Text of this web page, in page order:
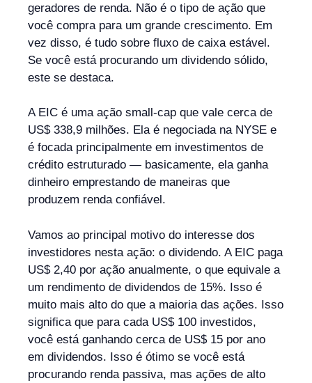
geradores de renda. Não é o tipo de ação que
você compra para um grande crescimento. Em
vez disso, é tudo sobre fluxo de caixa estável.
Se você está procurando um dividendo sólido,
este se destaca.
A EIC é uma ação small-cap que vale cerca de
US$ 338,9 milhões. Ela é negociada na NYSE e
é focada principalmente em investimentos de
crédito estruturado — basicamente, ela ganha
dinheiro emprestando de maneiras que
produzem renda confiável.
Vamos ao principal motivo do interesse dos
investidores nesta ação: o dividendo. A EIC paga
US$ 2,40 por ação anualmente, o que equivale a
um rendimento de dividendos de 15%. Isso é
muito mais alto do que a maioria das ações. Isso
significa que para cada US$ 100 investidos,
você está ganhando cerca de US$ 15 por ano
em dividendos. Isso é ótimo se você está
procurando renda passiva, mas ações de alto